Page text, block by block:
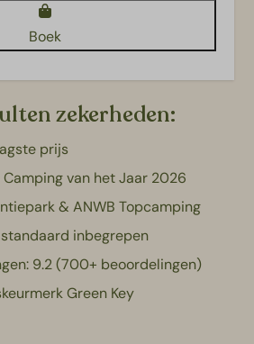
Boek
zekerheden:
prijs
Camping van het Jaar 2026
& ANWB Topcamping
inbegrepen
9.2 (700+ beoordelingen)
Green Key